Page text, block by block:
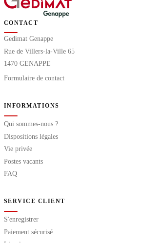
CONTACT
Gedimat Genappe
Rue de Villers-la-Ville 65
1470 GENAPPE
Formulaire de contact
INFORMATIONS
Qui sommes-nous ?
Dispositions légales
Vie privée
Postes vacants
FAQ
SERVICE CLIENT
S'enregistrer
Paiement sécurisé